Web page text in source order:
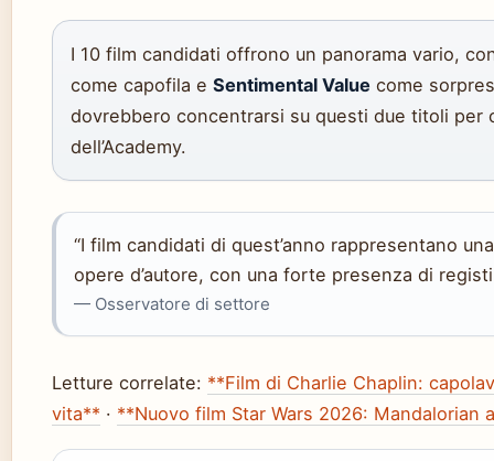
I 10 film candidati offrono un panorama vario,
come capofila e Sentimental Value come
dovrebbero concentrarsi su questi due titoli per
dell’Academy.
“I film candidati di quest’anno rappresentano
opere d’autore, con una forte presenza di
— Osservatore di settore
Letture correlate: **Film di Charlie Chaplin:
vita** · **Nuovo film Star Wars 2026: Mandalorian